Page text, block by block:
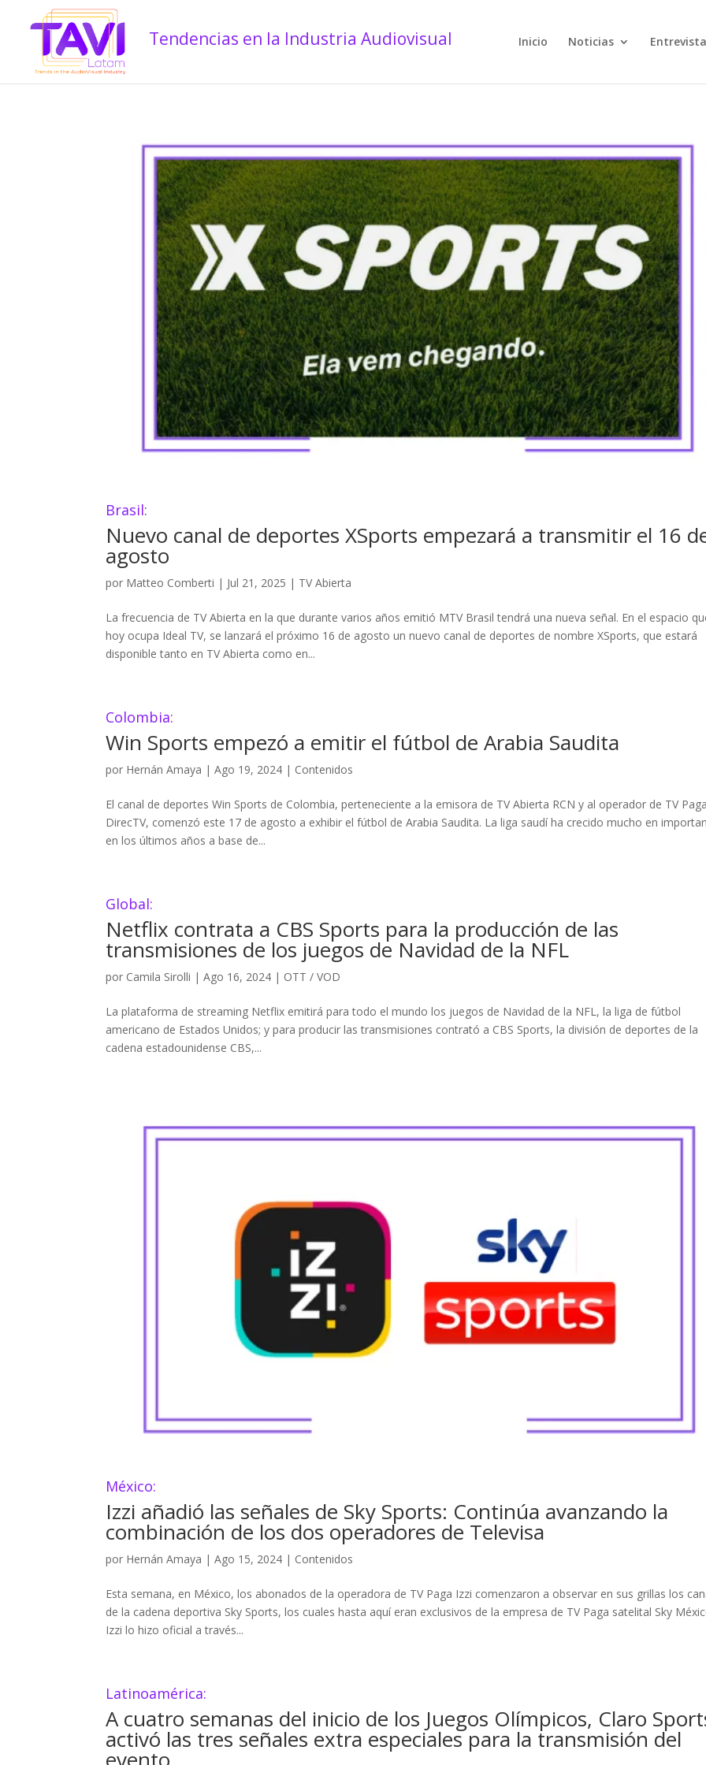
Inicio Noticias
Brasil:
Nuevo canal de deportes XSports empezará a transmitir el 16
agosto
por Matteo Comberti | Jul 21, 2025 | TV Abierta
La frecuencia de TV Abierta en la que durante varios años emitió MTV Brasil tendrá una nueva señal. En el espacio
hoy ocupa Ideal TV, se lanzará el próximo 16 de agosto un nuevo canal de deportes de nombre XSports, que estará
disponible tanto en TV Abierta como en...
Colombia:
Win Sports empezó a emitir el fútbol de Arabia Saudita
por Hernán Amaya |Ago 19, 2024 | Contenidos
El canal de deportes Win Sports de Colombia, perteneciente a la emisora de TV Abierta RCN y al operador de TV Paga
DirecTV, comenzó este 17 de agosto a exhibir el fútbol de Arabia Saudita. La liga saudí ha crecido mucho en
en los últimos años a base de...
Global:
Netflix contrata a CBS Sports para la producción de las
transmisiones de los juegos de Navidad de la NFL
por Camila Sirolli |Ago 16, 2024 | OTT / VOD
La plataforma de streaming Netflix emitirá para todo el mundo los juegos de Navidad de la NFL, la liga de fútbol
americano de Estados Unidos; y para producir las transmisiones contrató a CBS Sports, la división de deportes de la
cadena estadounidense CBS,...
México:
Izzi añadió las señales de Sky Sports: Continúa avanzando la
combinación de los dos operadores de Televisa
por Hernán Amaya |Ago 15, 2024 | Contenidos
Esta semana, en México, los abonados de la operadora de TV Paga Izzi comenzaron a observar en sus grillas los
de la cadena deportiva Sky Sports, los cuales hasta aquí eran exclusivos de la empresa de TV Paga satelital Sky
Izzi lo hizo oficial a través...
Latinoamérica:
A cuatro semanas del inicio de los Juegos Olímpicos, Claro
activó las tres señales extra especiales para la transmisión del
evento